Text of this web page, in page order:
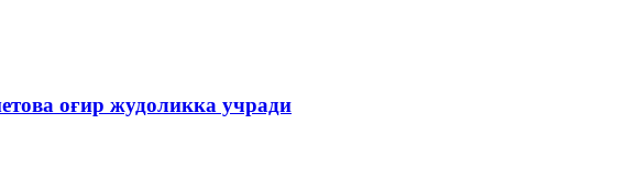
оғир жудоликка учради